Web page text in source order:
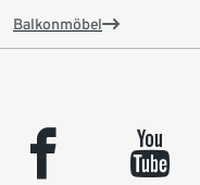
Balkonmöbel
facebook youtube